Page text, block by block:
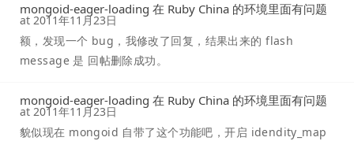
mongoid-eager-loading 在 Ruby China 的环境里面有问题
at 2011年11月23日
额，发现一个 bug，我修改了回复，结果出来的 flash
message 是 回帖删除成功。
mongoid-eager-loading 在 Ruby China 的环境里面有问题
at 2011年11月23日
貌似现在 mongoid 自带了这个功能吧，开启 idendity_map